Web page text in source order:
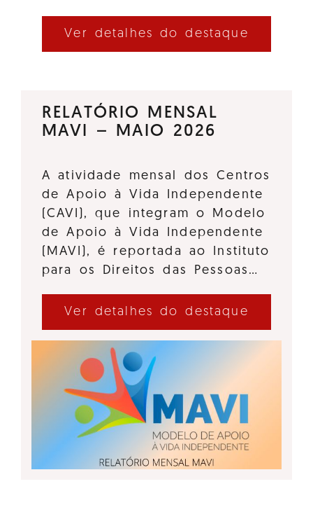
Ver detalhes do destaque
RELATÓRIO MENSAL
MAVI – MAIO 2026
A atividade mensal dos Centros
de Apoio à Vida Independente
(CAVI), que integram o Modelo
de Apoio à Vida Independente
(MAVI), é reportada ao Instituto
para os Direitos das Pessoas…
Ver detalhes do destaque